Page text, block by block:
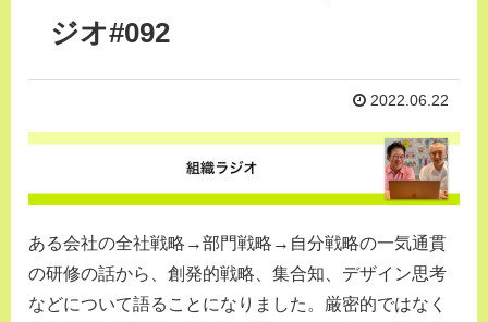
ジオ#092
2022.06.22
ある会社の全社戦略→部門戦略→自分戦略の一気通貫
の研修の話から、創発的戦略、集合知、デザイン思考
などについて語ることになりました。厳密的ではなく